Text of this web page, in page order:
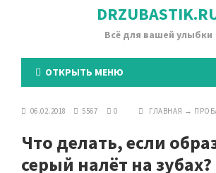
Всё для вашей улыбки
ОТКРЫТЬ МЕНЮ
06.02.2018 5567 0 ГЛАВНАЯ →
Что делать, если
серый налёт на зубах?